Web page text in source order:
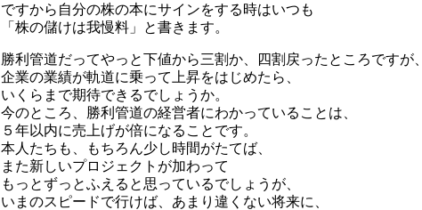
ですから自分の株の本にサインをする時はいつも
「株の儲けは我慢料」と書きます。
勝利管道だってやっと下値から三割か、四割戻ったところですが、
企業の業績が軌道に乗って上昇をはじめたら、
いくらまで期待できるでしょうか。
今のところ、勝利管道の経営者にわかっていることは、
５年以内に売上げが倍になることです。
本人たちも、もちろん少し時間がたてば、
また新しいプロジェクトが加わって
もっとずっとふえると思っているでしょうが、
いまのスピードで行けば、あまり違くない将来に、